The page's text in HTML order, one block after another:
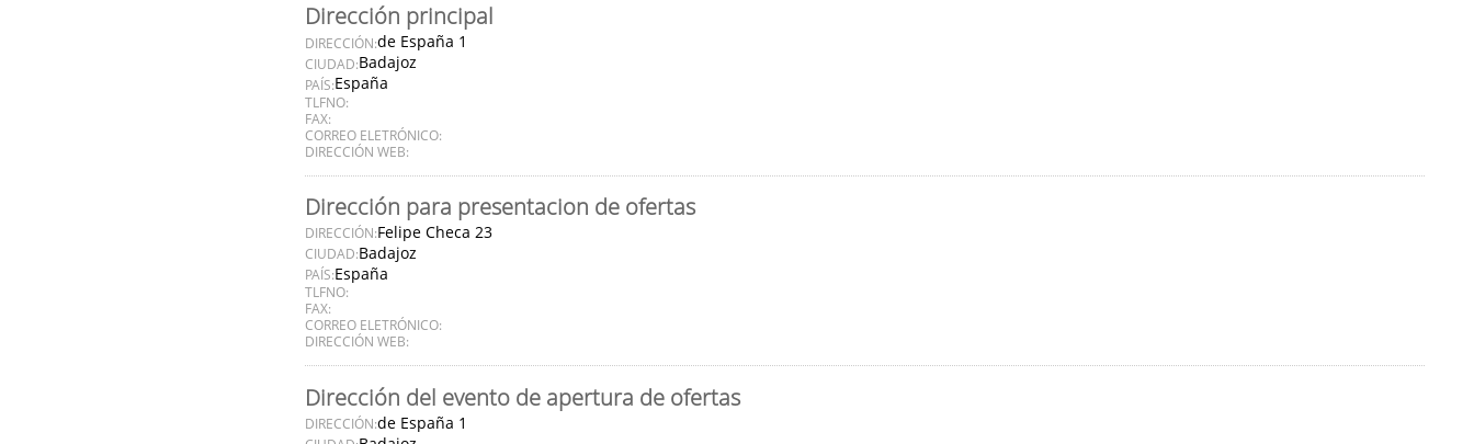
Dirección principal
DIRECCIÓN:de España 1
CIUDAD:Badajoz
PAÍS:España
TLFNO:
FAX:
CORREO ELETRÓNICO:
DIRECCIÓN WEB:
Dirección para presentacion de ofertas
DIRECCIÓN:Felipe Checa 23
CIUDAD:Badajoz
PAÍS:España
TLFNO:
FAX:
CORREO ELETRÓNICO:
DIRECCIÓN WEB:
Dirección del evento de apertura de ofertas
DIRECCIÓN:de España 1